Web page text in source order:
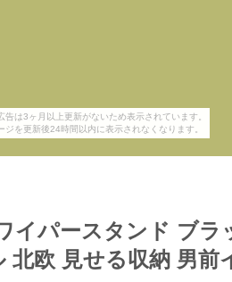
告は3ヶ月以上更新がないため表示されています。
ジを更新後24時間以内に表示されなくなります。
イパースタンド ブ
欧 見せる収納 男